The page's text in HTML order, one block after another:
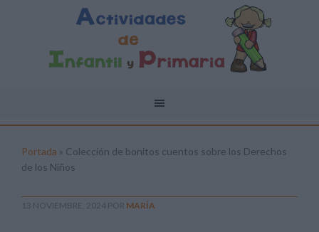
Portada » Colección de bonitos cuentos sobre los Derechos
de los Niños
13 NOVIEMBRE, 2024 POR MARÍA